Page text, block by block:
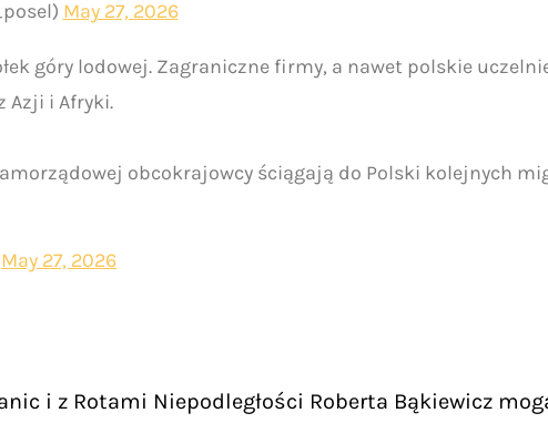
May 27, 2026
góry lodowej. Zagraniczne firmy, a nawet polskie
Azji i Afryki.
obcokrajowcy ściągają do Polski kolejnych
May 27, 2026
i z Rotami Niepodległości Roberta Bąkiewicz